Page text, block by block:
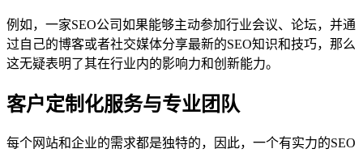
例如，一家SEO公司如果能够主动参加行业会议、论坛，并通
过自己的博客或者社交媒体分享最新的SEO知识和技巧，那么
这无疑表明了其在行业内的影响力和创新能力。
客户定制化服务与专业团队
每个网站和企业的需求都是独特的，因此，一个有实力的SEO